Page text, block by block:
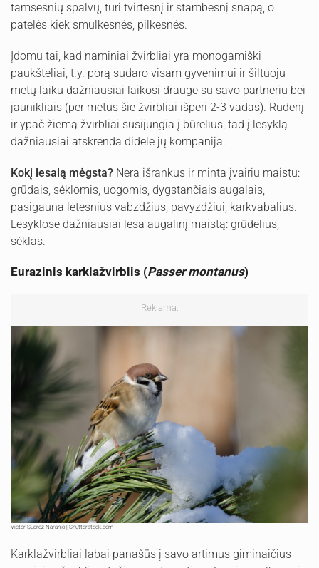
tamsesnių spalvų, turi tvirtesnį ir stambesnį snapą, o
patelės kiek smulkesnės, pilkesnės.
Įdomu tai, kad naminiai žvirbliai yra monogamiški
paukšteliai, t.y. porą sudaro visam gyvenimui ir šiltuoju
metų laiku dažniausiai laikosi drauge su savo partneriu bei
jaunikliais (per metus šie žvirbliai išperi 2-3 vadas). Rudenį
ir ypač žiemą žvirbliai susijungia į būrelius, tad į lesyklą
dažniausiai atskrenda didelė jų kompanija.
Kokį lesalą mėgsta? Nėra išrankus ir minta įvairiu maistu:
grūdais, sėklomis, uogomis, dygstančiais augalais,
pasigauna lėtesnius vabzdžius, pavyzdžiui, karkvabalius.
Lesyklose dažniausiai lesa augalinį maistą: grūdelius,
sėklas.
Eurazinis karklažvirblis (Passer montanus)
Reklama:
Victor Suarez Naranjo | Shutterstock.com
Karklažvirbliai labai panašūs į savo artimus giminaičius